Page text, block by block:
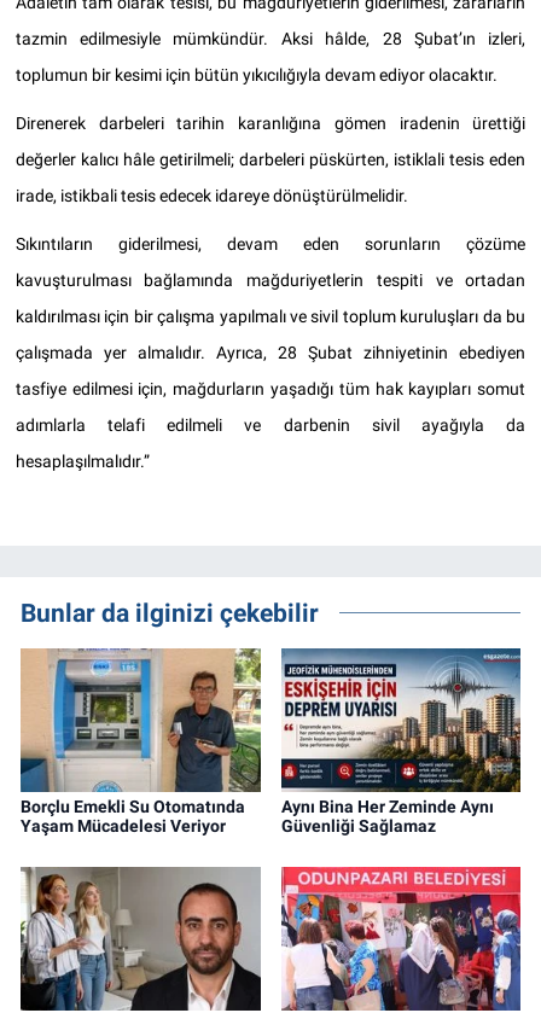
tazmin edilmesiyle mümkündür. Aksi hâlde, 28 Şubat’ın izleri,
toplumun bir kesimi için bütün yıkıcılığıyla devam ediyor olacaktır.
Direnerek darbeleri tarihin karanlığına gömen iradenin ürettiği
değerler kalıcı hâle getirilmeli; darbeleri püskürten, istiklali tesis eden
irade, istikbali tesis edecek idareye dönüştürülmelidir.
Sıkıntıların giderilmesi, devam eden sorunların çözüme
kavuşturulması bağlamında mağduriyetlerin tespiti ve ortadan
kaldırılması için bir çalışma yapılmalı ve sivil toplum kuruluşları da bu
çalışmada yer almalıdır. Ayrıca, 28 Şubat zihniyetinin ebediyen
tasfiye edilmesi için, mağdurların yaşadığı tüm hak kayıpları somut
adımlarla telafi edilmeli ve darbenin sivil ayağıyla da
hesaplaşılmalıdır.”
Bunlar da ilginizi çekebilir
Borçlu Emekli Su Otomatında
Yaşam Mücadelesi Veriyor
Aynı Bina Her Zeminde Aynı
Güvenliği Sağlamaz